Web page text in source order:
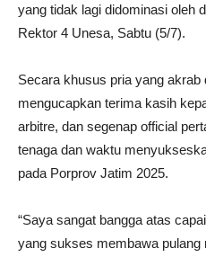
yang tidak lagi didominasi oleh
Rektor 4 Unesa, Sabtu (5/7).
Secara khusus pria yang akrab
mengucapkan terima kasih
arbitre, dan segenap official
tenaga dan waktu
pada Porprov Jatim 2025.
“Saya sangat bangga atas
yang sukses membawa pulang